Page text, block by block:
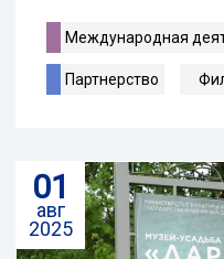
Международная
Партнерство
01
авг
2025